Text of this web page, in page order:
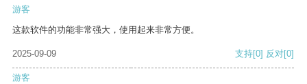
游客
这款软件的功能非常强大，使用起来非常方便。
2025-09-09 支持[0] 反对[0]
游客